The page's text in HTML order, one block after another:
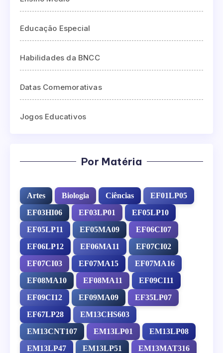
Educação Especial
Habilidades da BNCC
Datas Comemorativas
Jogos Educativos
Por Matéria
Artes Biologia Ciências
EF01LP05
EF03HI06
EF03LP01
EF05LP10
EF05LP11
EF05MA09
EF06CI07
EF06LP12
EF06MA11
EF07CI02
EF07CI03
EF07MA15
EF07MA16
EF08MA10
EF08MA11
EF09CI11
EF09CI12
EF09MA09
EF35LP07
EF67LP28
EM13CHS603
EM13CNT107
EM13LP01
EM13LP08
EM13LP47
EM13LP51
EM13MAT316